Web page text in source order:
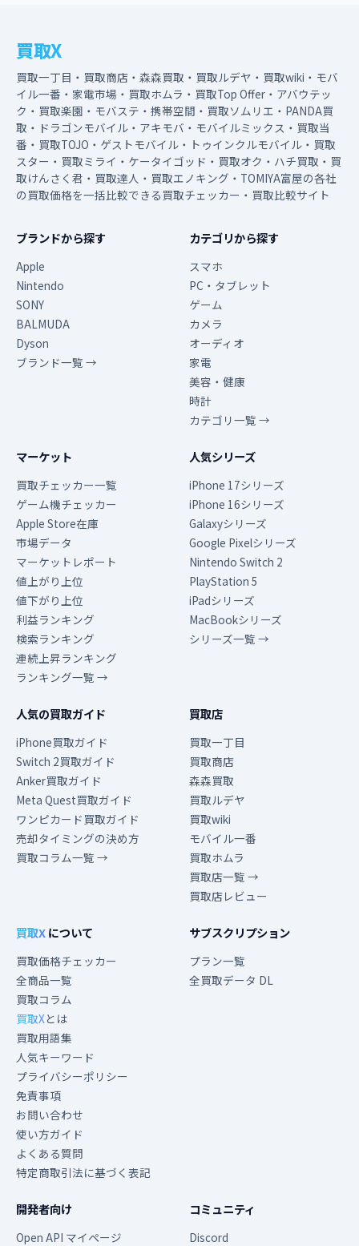
買取X
買取一丁目・買取商店・森森買取・買取ルデヤ・買取wiki・モバ
イル一番・家電市場・買取ホムラ・買取Top Offer・アバウテッ
ク・買取楽園・モバステ・携帯空間・買取ソムリエ・PANDA買
取・ドラゴンモバイル・アキモバ・モバイルミックス・買取当
番・買取TOJO・ゲストモバイル・トゥインクルモバイル・買取
スター・買取ミライ・ケータイゴッド・買取オク・ハチ買取・買
取けんさく君・買取達人・買取エノキング・TOMIYA富屋の各社
の買取価格を一括比較できる買取チェッカー・買取比較サイト
ブランドから探す
Apple
Nintendo
SONY
BALMUDA
Dyson
ブランド一覧 →
カテゴリから探す
スマホ
PC・タブレット
ゲーム
カメラ
オーディオ
家電
美容・健康
時計
カテゴリ一覧 →
マーケット
買取チェッカー一覧
ゲーム機チェッカー
Apple Store在庫
市場データ
マーケットレポート
値上がり上位
値下がり上位
利益ランキング
検索ランキング
連続上昇ランキング
ランキング一覧 →
人気シリーズ
iPhone 17シリーズ
iPhone 16シリーズ
Galaxyシリーズ
Google Pixelシリーズ
Nintendo Switch 2
PlayStation 5
iPadシリーズ
MacBookシリーズ
シリーズ一覧 →
人気の買取ガイド
iPhone買取ガイド
Switch 2買取ガイド
Anker買取ガイド
Meta Quest買取ガイド
ワンピカード買取ガイド
売却タイミングの決め方
買取コラム一覧 →
買取店
買取一丁目
買取商店
森森買取
買取ルデヤ
買取wiki
モバイル一番
買取ホムラ
買取店一覧 →
買取店レビュー
買取Xについて
買取価格チェッカー
全商品一覧
買取コラム
買取Xとは
買取用語集
人気キーワード
プライバシーポリシー
免責事項
お問い合わせ
使い方ガイド
よくある質問
特定商取引法に基づく表記
サブスクリプション
プラン一覧
全買取データ DL
開発者向け
Open API マイページ
コミュニティ
Discord